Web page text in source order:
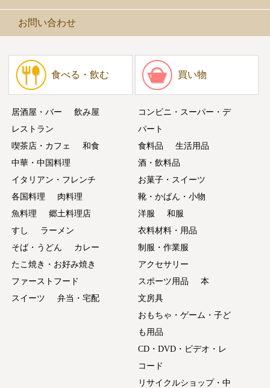
お問い合わせ
食べる・飲む
居酒屋・バー
飲み屋
レストラン
喫茶店・カフェ
和食
中華・中国料理
イタリアン・フレンチ
各国料理
肉料理
魚料理
郷土料理店
すし
ラーメン
そば・うどん
カレー
たこ焼き・お好み焼き
ファーストフード
スイーツ
弁当・宅配
買い物
コンビニ・スーパー・デ
パート
食料品
生活用品
酒・飲料品
お菓子・スイーツ
靴・かばん・小物
洋服
和服
衣料材料・用品
制服・作業服
アクセサリー
スポーツ用品
本
文房具
おもちゃ・ゲーム・子ど
も用品
CD・DVD・ビデオ・レ
コード
リサイクルショップ・中